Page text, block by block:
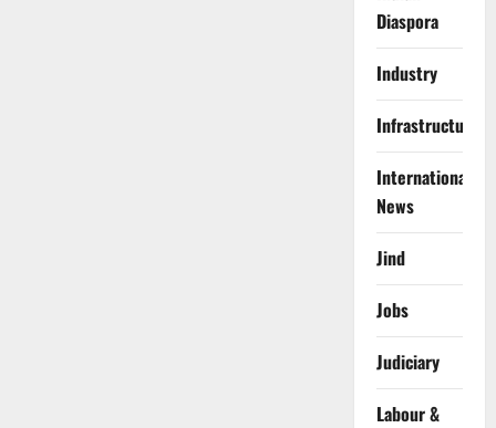
Diaspora
Industry
Infrastructure
International
News
Jind
Jobs
Judiciary
Labour &